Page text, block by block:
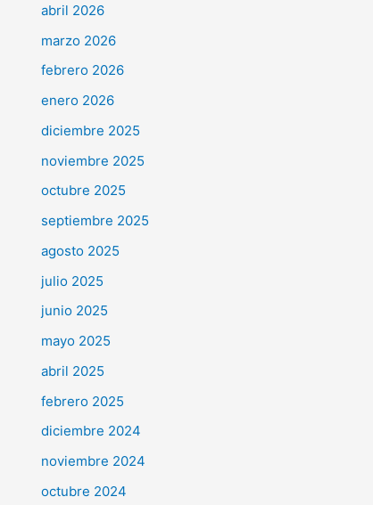
abril 2026
marzo 2026
febrero 2026
enero 2026
diciembre 2025
noviembre 2025
octubre 2025
septiembre 2025
agosto 2025
julio 2025
junio 2025
mayo 2025
abril 2025
febrero 2025
diciembre 2024
noviembre 2024
octubre 2024